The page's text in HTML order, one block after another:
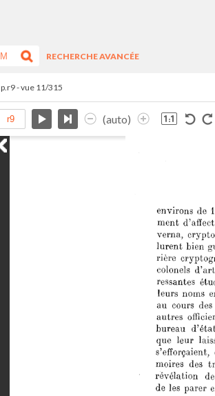
RECHERCHE AVANCÉE
p.r9 - vue 11/315
(auto)